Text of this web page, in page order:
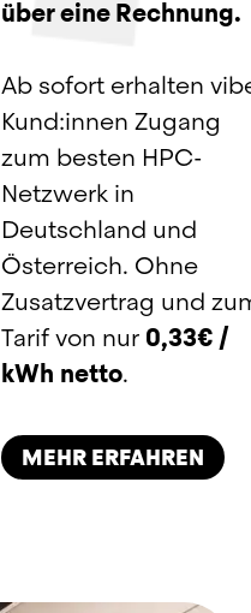
über eine Rechnung.
Ab sofort erhalten
Kund:innen Zugang
zum besten HPC-
Netzwerk in
Deutschland und
Österreich. Ohne
Zusatzvertrag und
Tarif von nur 0,33€ /
kWh netto.
MEHR ERFAHREN